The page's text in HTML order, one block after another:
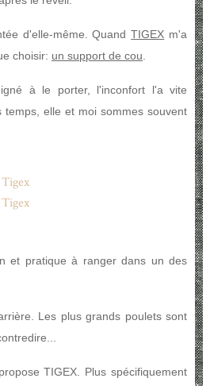
d'elle-même. QuandTIGEX m'a
choisir: un support de cou
à le porter, l'inconfort l'a vite
elle et moi sommes souvent
et pratique à ranger dans un des
Les plus grands poulets sont
TIGEX. Plus spécifiquement